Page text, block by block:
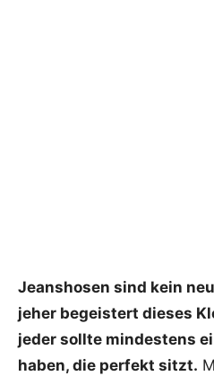
Jeanshosen sind kein
jeher begeistert dieses
jeder sollte mindestens
haben, die perfekt sitzt.